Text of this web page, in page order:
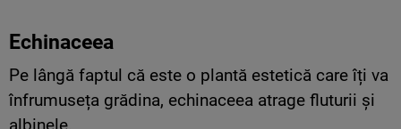
Echinaceea
Pe lângă faptul că este o plantă estetică care îți va
înfrumuseța grădina, echinaceea atrage fluturii și